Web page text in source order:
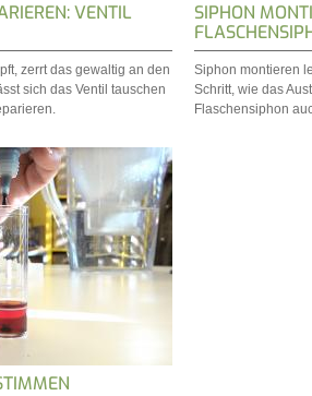
VENTIL
zerrt das gewaltig an den
sich das Ventil tauschen
SIPHON
Siphon montieren
Schritt, wie das
Flaschensiphon